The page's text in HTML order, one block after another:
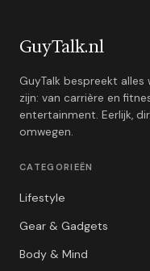
GuyTalk.nl
GuyTalk bespreekt
zijn: van carrière en
entertainment. Eerlijk,
omwegen.
CATEGORIEËN
Lifestyle
Gear & Gadgets
Body & Mind